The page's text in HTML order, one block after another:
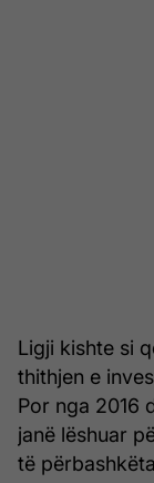
Ligji kishte si
thithjen e
Por nga 2016
janë lëshuar
të